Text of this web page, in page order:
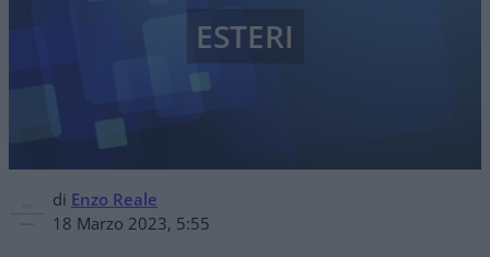
di Enzo Reale
18 Marzo 2023, 5:55
ESTERI